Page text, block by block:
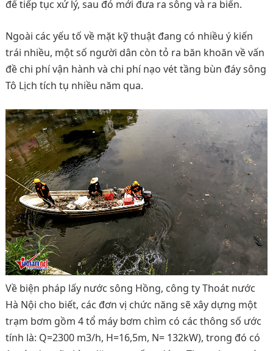
để tiếp tục xử lý, sau đó mới đưa ra sông và ra biển.
Ngoài các yếu tố về mặt kỹ thuật đang có nhiều ý kiến
trái nhiều, một số người dân còn tỏ ra băn khoăn về vấn
đề chi phí vận hành và chi phí nạo vét tầng bùn đáy sông
Tô Lịch tích tụ nhiều năm qua.
Về biện pháp lấy nước sông Hồng, công ty Thoát nước
Hà Nội cho biết, các đơn vị chức năng sẽ xây dựng một
trạm bơm gồm 4 tổ máy bơm chìm có các thông số ước
tính là: Q=2300 m3/h, H=16,5m, N= 132kW), trong đó có